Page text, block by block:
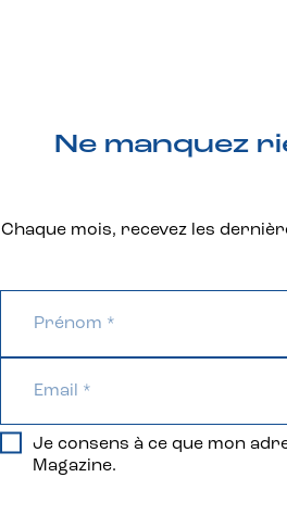
Ne manquez
Chaque mois, recevez les
Je consens à ce que mon
Magazine.